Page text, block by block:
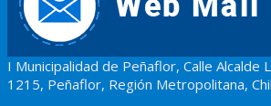
I Municipalidad de Peñaflor, Calle Alcalde
1215, Peñaflor, Región Metropolitana,